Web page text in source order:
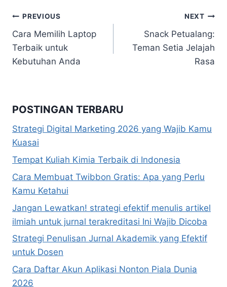
Navigasi
pos
PREVIOUS
Cara Memilih Laptop
Terbaik untuk
Kebutuhan Anda
NEXT
Snack Petualang:
Teman Setia Jelajah
Rasa
POSTINGAN TERBARU
Strategi Digital Marketing 2026 yang Wajib Kamu
Kuasai
Tempat Kuliah Kimia Terbaik di Indonesia
Cara Membuat Twibbon Gratis: Apa yang Perlu
Kamu Ketahui
Jangan Lewatkan! strategi efektif menulis artikel
ilmiah untuk jurnal terakreditasi Ini Wajib Dicoba
Strategi Penulisan Jurnal Akademik yang Efektif
untuk Dosen
Cara Daftar Akun Aplikasi Nonton Piala Dunia
2026